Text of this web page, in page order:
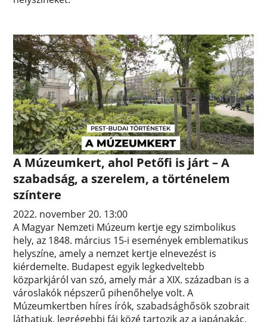
A Múzeumkert, ahol Petőfi is járt – A
szabadság, a szerelem, a történelem
színtere
2022. november 20. 13:00
A Magyar Nemzeti Múzeum kertje egy szimbolikus
hely, az 1848. március 15-i események emblematikus
helyszíne, amely a nemzet kertje elnevezést is
kiérdemelte. Budapest egyik legkedveltebb
közparkjáról van szó, amely már a XIX. században is a
városlakók népszerű pihenőhelye volt. A
Múzeumkertben híres írók, szabadsághősök szobrait
láthatjuk, legrégebbi fái közé tartozik az a japánakác,